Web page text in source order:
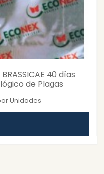
40 días
de Plagas
Unidades